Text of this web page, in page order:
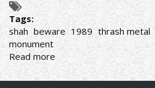
Tags:
shah beware 1989 thrash metal
monument
Read more about
Shah-
Beware